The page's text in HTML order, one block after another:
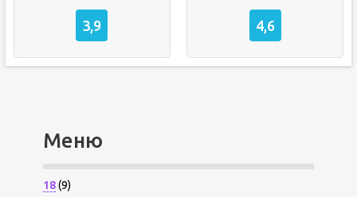
3,9 4,6
Меню
18(9)